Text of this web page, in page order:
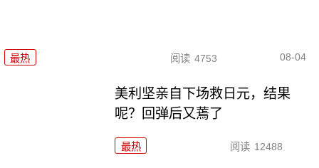
最热 阅读 4753 08-04
美利坚亲自下场救日元，结果
呢？回弹后又蔫了
最热 阅读 12488